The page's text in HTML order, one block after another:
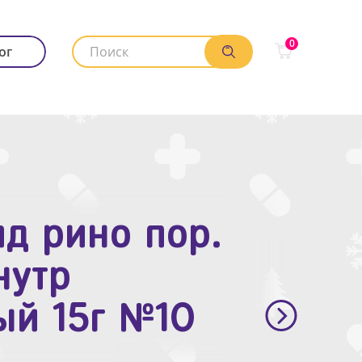
0
рино пор.
15г №10
п.п.о. 10мг